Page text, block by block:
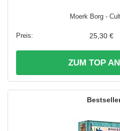
Moerk Borg -
25,30 €
ZUM TOP